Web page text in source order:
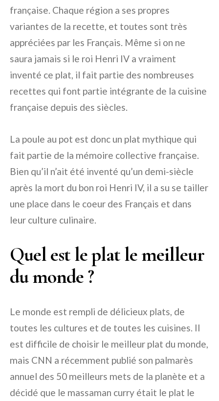
française. Chaque région a ses propres
variantes de la recette, et toutes sont très
appréciées par les Français. Même si on ne
saura jamais si le roi Henri IV a vraiment
inventé ce plat, il fait partie des nombreuses
recettes qui font partie intégrante de la cuisine
française depuis des siècles.
La poule au pot est donc un plat mythique qui
fait partie de la mémoire collective française.
Bien qu’il n’ait été inventé qu’un demi-siècle
après la mort du bon roi Henri IV, il a su se tailler
une place dans le coeur des Français et dans
leur culture culinaire.
Quel est le plat le meilleur
du monde ?
Le monde est rempli de délicieux plats, de
toutes les cultures et de toutes les cuisines. Il
est difficile de choisir le meilleur plat du monde,
mais CNN a récemment publié son palmarès
annuel des 50 meilleurs mets de la planète et a
décidé que le massaman curry était le plat le